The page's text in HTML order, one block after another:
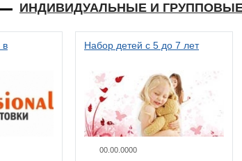
ИНДИВИДУАЛЬНЫЕ И
в
Набор детей с 5 до 7 лет
00.00.0000